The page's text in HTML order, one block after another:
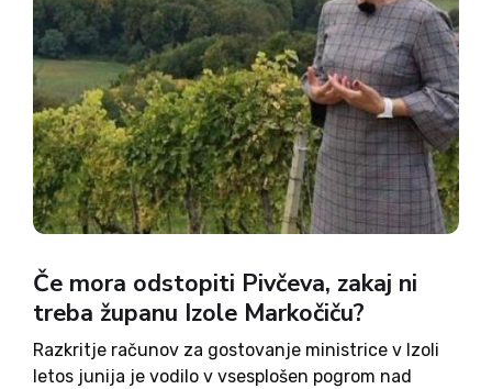
Če mora odstopiti Pivčeva, zakaj ni
treba županu Izole Markočiču?
Razkritje računov za gostovanje ministrice v Izoli
letos junija je vodilo v vsesplošen pogrom nad